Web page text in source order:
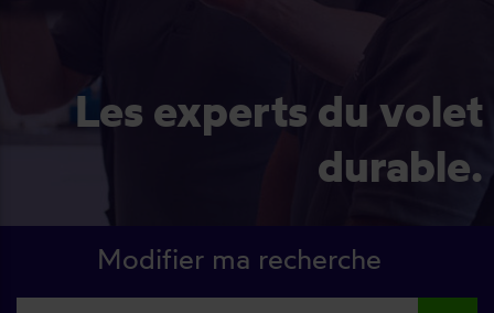
Les experts du volet
durable.
Modifier ma recherche